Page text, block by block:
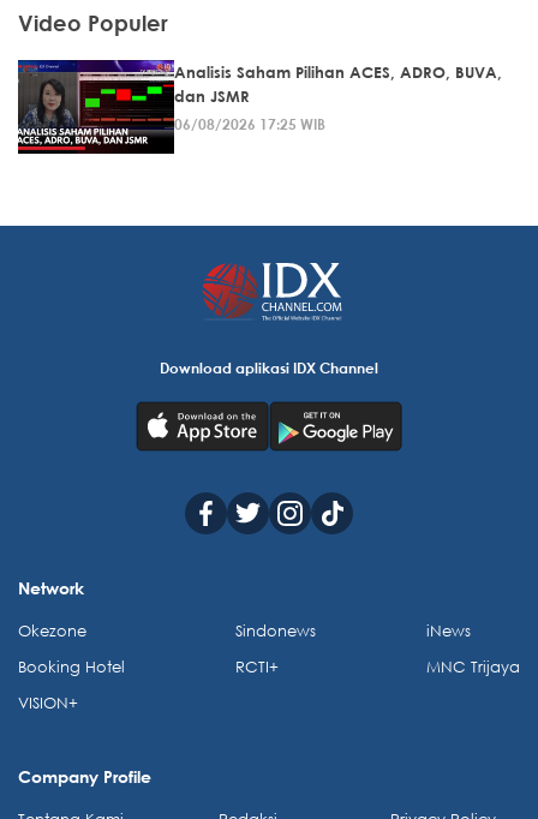
Video Populer
Analisis Saham Pilihan ACES, ADRO, BUVA,
dan JSMR
06/08/2026 17:25 WIB
Download aplikasi IDX Channel
Network
Okezone
Booking Hotel
VISION+
Sindonews
RCTI+
iNews
MNC Trijaya
Company Profile